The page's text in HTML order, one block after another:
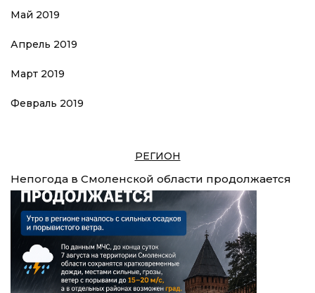
Май 2019
Апрель 2019
Март 2019
Февраль 2019
РЕГИОН
Непогода в Смоленской области продолжается